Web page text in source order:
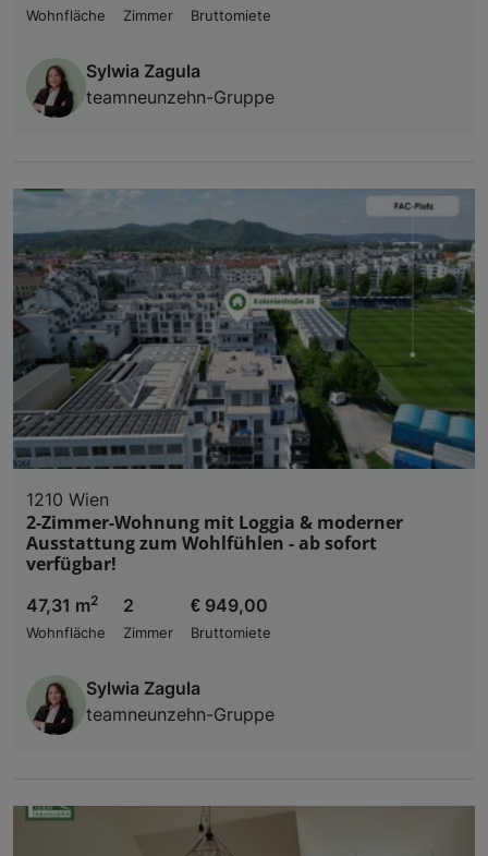
Wohnfläche
Zimmer Bruttomiete
Sylwia Zagula
teamneunzehn-Gruppe
1210 Wien
2-Zimmer-Wohnung mit Loggia & moderner
Ausstattung zum Wohlfühlen - ab sofort
verfügbar!
47,31 m2
Wohnfläche
2
Zimmer
€ 949,00
Bruttomiete
Sylwia Zagula
teamneunzehn-Gruppe